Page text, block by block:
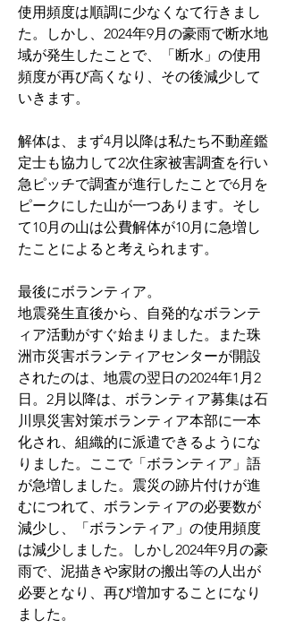
使用頻度は順調に少なくなて行きまし
た。しかし、2024年9月の豪雨で断水地
域が発生したことで、「断水」の使用
頻度が再び高くなり、その後減少して
いきます。
解体は、まず4月以降は私たち不動産鑑
定士も協力して2次住家被害調査を行い
急ピッチで調査が進行したことで6月を
ピークにした山が一つあります。そし
て10月の山は公費解体が10月に急増し
たことによると考えられます。
最後にボランティア。
地震発生直後から、自発的なボランテ
ィア活動がすぐ始まりました。また珠
洲市災害ボランティアセンターが開設
されたのは、地震の翌日の2024年1月2
日。2月以降は、ボランティア募集は石
川県災害対策ボランティア本部に一本
化され、組織的に派遣できるようにな
りました。ここで「ボランティア」語
が急増しました。震災の跡片付けが進
むにつれて、ボランティアの必要数が
減少し、「ボランティア」の使用頻度
は減少しました。しかし2024年9月の豪
雨で、泥描きや家財の搬出等の人出が
必要となり、再び増加することになり
ました。